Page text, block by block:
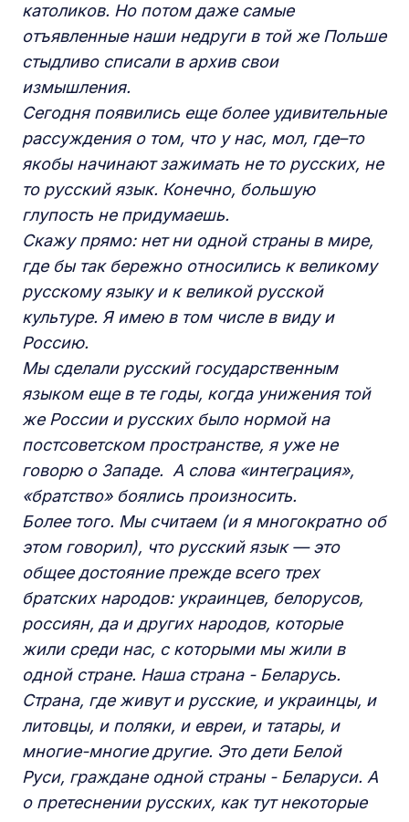
католиков. Но потом даже самые
отъявленные наши недруги в той же Польше
стыдливо списали в архив свои
измышления.
Сегодня появились еще более удивительные
рассуждения о том, что у нас, мол, где–то
якобы начинают зажимать не то русских, не
то русский язык. Конечно, большую
глупость не придумаешь.
Скажу прямо: нет ни одной страны в мире,
где бы так бережно относились к великому
русскому языку и к великой русской
культуре. Я имею в том числе в виду и
Россию.
Мы сделали русский государственным
языком еще в те годы, когда унижения той
же России и русских было нормой на
постсоветском пространстве, я уже не
говорю о Западе. А слова «интеграция»,
«братство» боялись произносить.
Более того. Мы считаем (и я многократно об
этом говорил), что русский язык — это
общее достояние прежде всего трех
братских народов: украинцев, белорусов,
россиян, да и других народов, которые
жили среди нас, с которыми мы жили в
одной стране. Наша страна - Беларусь.
Страна, где живут и русские, и украинцы, и
литовцы, и поляки, и евреи, и татары, и
многие-многие другие. Это дети Белой
Руси, граждане одной страны - Беларуси. А
о претеснении русских, как тут некоторые